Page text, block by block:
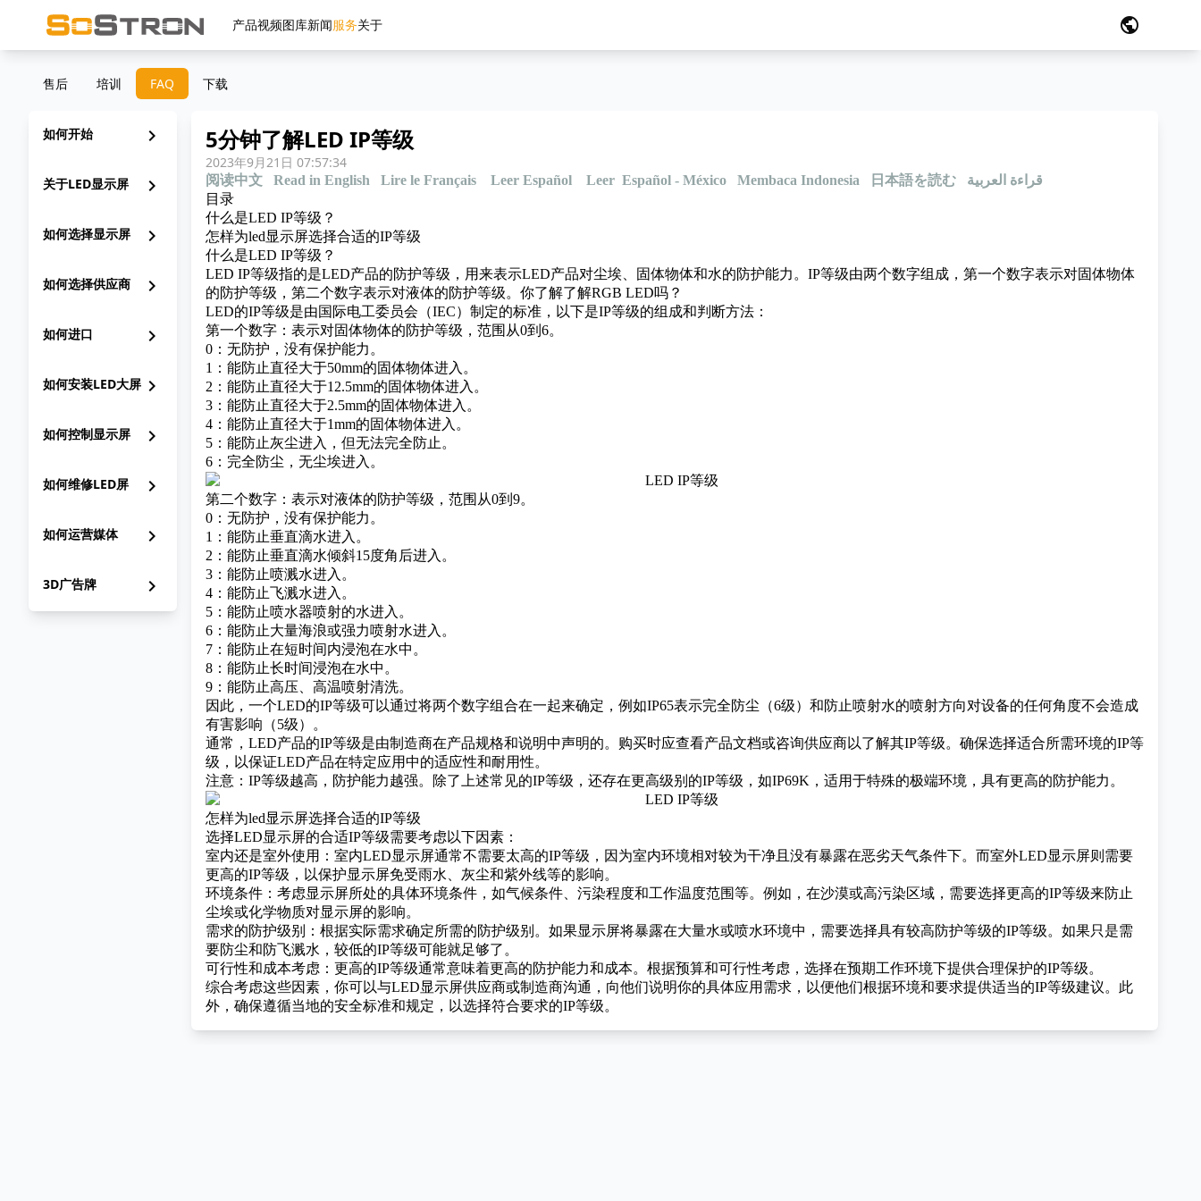
产品视频图库新闻服务关于 public
售后 培训 FAQ 下载
如何开始 chevron_right
关于LED显示屏 chevron_right
如何选择显示屏 chevron_right
如何选择供应商 chevron_right
如何进口 chevron_right
如何安装LED大屏 chevron_right
如何控制显示屏 chevron_right
如何维修LED屏 chevron_right
如何运营媒体 chevron_right
3D广告牌 chevron_right
5分钟了解LED IP等级
2023年9月21日 07:57:34
阅读中文 Read in English Lire le Français Leer Español Leer Español - México Membaca Indonesia 日本語を読む
قراءة العربية
目录
什么是LED IP等级？
怎样为led显示屏选择合适的IP等级
什么是LED IP等级？
LED IP等级指的是LED产品的防护等级 ，用来表示LED产品对尘埃、固体物体和水的防护能力。IP等级由两个数字组成，第一个数字表示对固体物体
的防护等级，第二个数字表示对液体的防护等级。 你了解了解RGB LED吗？
LED的IP等级是由国际电工委员会（IEC）制定的标准，以下是IP等级的组成和判断方法：
第一个数字：表示对固体物体的防护等级，范围从0到6。
0：无防护，没有保护能力。
1：能防止直径大于50mm的固体物体进入。
2：能防止直径大于12.5mm的固体物体进入。
3：能防止直径大于2.5mm的固体物体进入。
4：能防止直径大于1mm的固体物体进入。
5：能防止灰尘进入，但无法完全防止。
6：完全防尘，无尘埃进入。
第二个数字：表示对液体的防护等级，范围从0到9。
0：无防护，没有保护能力。
1：能防止垂直滴水进入。
2：能防止垂直滴水倾斜15度角后进入。
3：能防止喷溅水进入。
4：能防止飞溅水进入。
5：能防止喷水器喷射的水进入。
6：能防止大量海浪或强力喷射水进入。
7：能防止在短时间内浸泡在水中。
8：能防止长时间浸泡在水中。
9：能防止高压、高温喷射清洗。
因此，一个LED的IP等级可以通过将两个数字组合在一起来确定，例如IP65表示完全防尘（6级）和防止喷射水的喷射方向对设备的任何角度不会造成
有害影响（5级）。
通常，LED产品的IP等级是由制造商在产品规格和说明中声明的。购买时应查看产品文档或咨询供应商以了解其IP等级。确保选择适合所需环境的IP等
级，以保证LED产品在特定应用中的适应性和耐用性。
注意：IP等级越高，防护能力越强。除了上述常见的IP等级，还存在更高级别的IP等级，如IP69K，适用于特殊的极端环境，具有更高的防护能力。
怎样为led显示屏选择合适的IP等级
选择LED显示屏的合适IP等级需要考虑以下因素：
室内还是室外使用：室内LED显示屏通常不需要太高的IP等级，因为室内环境相对较为干净且没有暴露在恶劣天气条件下。而室外LED显示屏则需要
更高的IP等级，以保护显示屏免受雨水、灰尘和紫外线等的影响。
环境条件：考虑显示屏所处的具体环境条件，如气候条件、污染程度和工作温度范围等。例如，在沙漠或高污染区域，需要选择更高的IP等级来防止
尘埃或化学物质对显示屏的影响。
需求的防护级别：根据实际需求确定所需的防护级别。如果显示屏将暴露在大量水或喷水环境中，需要选择具有较高防护等级的IP等级。如果只是需
要防尘和防飞溅水，较低的IP等级可能就足够了。
可行性和成本考虑：更高的IP等级通常意味着更高的防护能力和成本。根据预算和可行性考虑，选择在预期工作环境下提供合理保护的IP等级。
综合考虑这些因素，你可以与LED显示屏供应商或制造商沟通，向他们说明你的具体应用需求，以便他们根据环境和要求提供适当的IP等级建议。此
外，确保遵循当地的安全标准和规定，以选择符合要求的IP等级。